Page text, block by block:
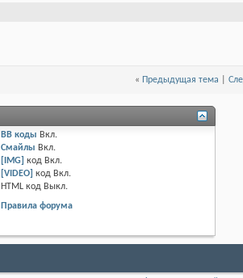
« Предыдущая тема
BB коды Вкл.
Смайлы Вкл.
[IMG] код Вкл.
[VIDEO] код Вкл.
HTML код Выкл.
Правила форума